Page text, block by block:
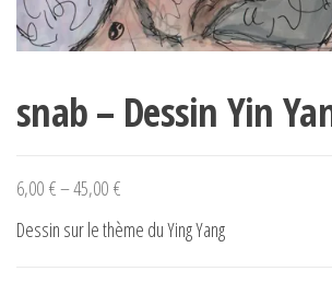
snab – Dessin Yin
6,00 €–45,00 €
Dessin sur le thème du Ying Yang